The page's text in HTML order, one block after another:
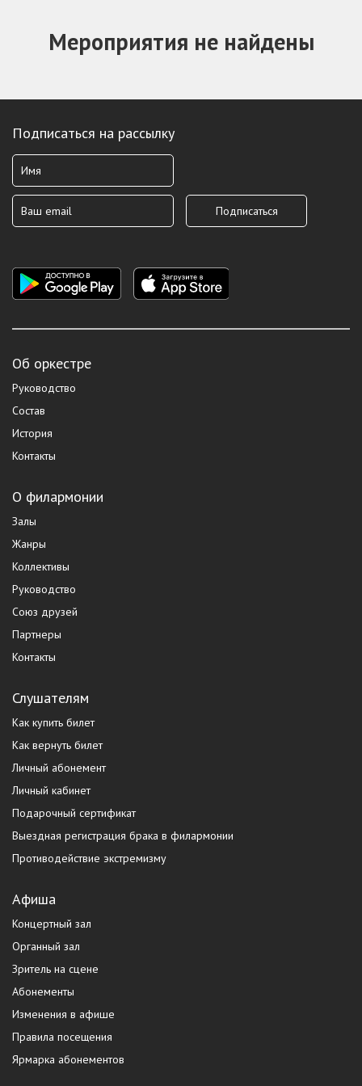
Мероприятия не найдены
Подписаться на рассылку
Об оркестре
Руководство
Состав
История
Контакты
О филармонии
Залы
Жанры
Коллективы
Руководство
Союз друзей
Партнеры
Контакты
Слушателям
Как купить билет
Как вернуть билет
Личный абонемент
Личный кабинет
Подарочный сертификат
Выездная регистрация брака в филармонии
Противодействие экстремизму
Афиша
Концертный зал
Органный зал
Зритель на сцене
Абонементы
Изменения в афише
Правила посещения
Ярмарка абонементов